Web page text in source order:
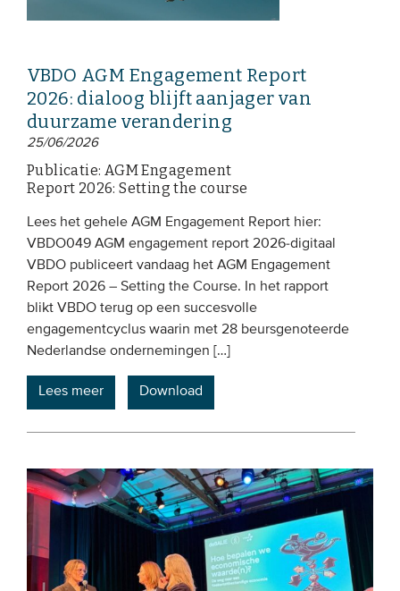
UITGEBREID ZOEKEN
VBDO AGM Engagement Report
2026: dialoog blijft aanjager van
duurzame verandering
25/06/2026
Publicatie: AGM Engagement
Report 2026: Setting the course
Lees het gehele AGM Engagement Report hier:
VBDO049 AGM engagement report 2026-digitaal
VBDO publiceert vandaag het AGM Engagement
Report 2026 – Setting the Course. In het rapport
blikt VBDO terug op een succesvolle
engagementcyclus waarin met 28 beursgenoteerde
Nederlandse ondernemingen […]
Lees meer Download